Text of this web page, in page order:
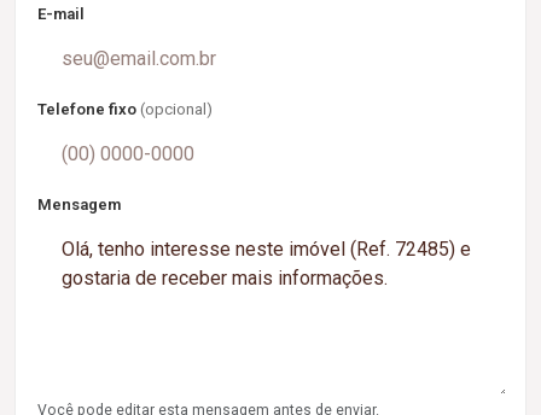
E-mail
Telefone fixo (opcional)
Mensagem
Você pode editar esta mensagem antes de enviar.